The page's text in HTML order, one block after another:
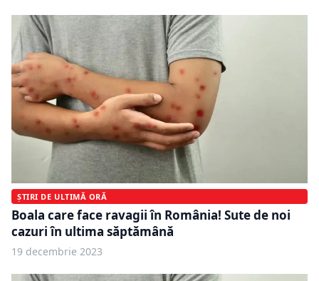
ȘTIRI DE ULTIMĂ ORĂ
Boala care face ravagii în România! Sute de noi
cazuri în ultima săptămână
19 decembrie 2023